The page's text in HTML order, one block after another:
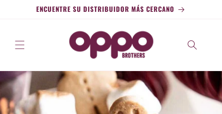
ENCUENTRE SU DISTRIBUIDOR MÁS CERCANO